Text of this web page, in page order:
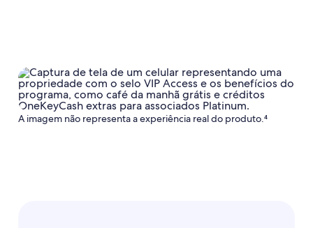
A imagem não representa a experiência real do produto.⁴